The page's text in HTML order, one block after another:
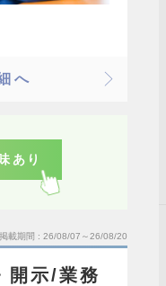
へ
あり
掲載期間 26/08/07～26/08/20
開示/業務